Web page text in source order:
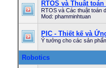
RTOS và Thuật
RTOS và Các thuật toán
Mod: phamminhtuan
PIC - Thiết kế và
Ý tưởng cho các sản
Robotics